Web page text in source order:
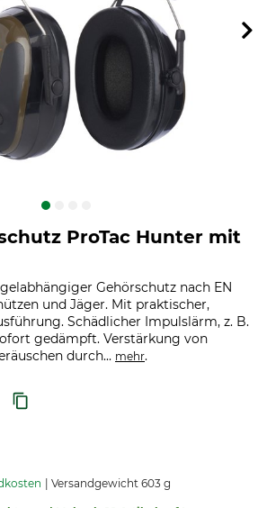
ProTac Hunter mit
Gehörschutz nach EN
und Jäger. Mit praktischer,
Schädlicher Impulslärm, z. B.
gedämpft. Verstärkung von
durch... mehr.
Versandgewicht 603 g